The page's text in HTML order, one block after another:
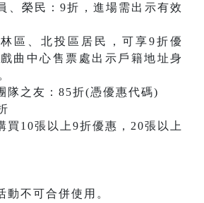
、榮民：9折，進場需出示有效
區、北投區居民，可享9折優
曲中心售票處出示戶籍地址身
隊之友：85折(憑優惠代碼)
買10張以上9折優惠，20張以上
動不可合併使用。